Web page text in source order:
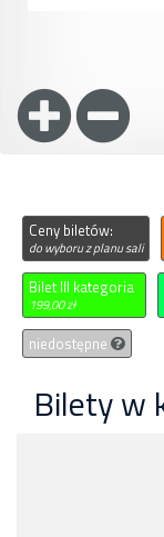
Ceny biletów:
do wyboru z planu sali
Bilet III kategoria
199,00 zł
niedostępne
Bilety w